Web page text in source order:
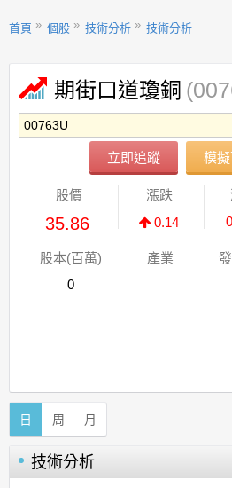
首頁 個股 技術分析 技術分析
期街口道瓊銅
立即追蹤 模
股價
35.86
漲跌
0.14
股本(百萬)
0
產業
日 周 月
技術分析